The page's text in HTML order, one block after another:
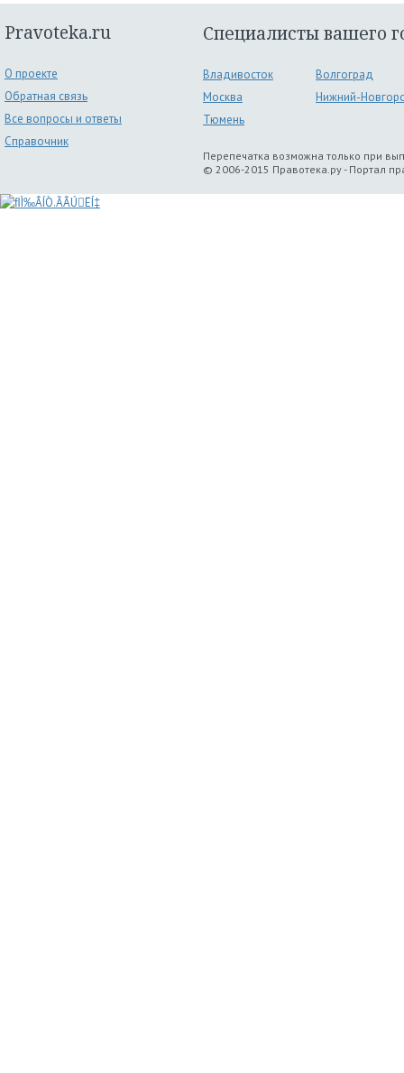
Pravoteka.ru
О проекте
Обратная связь
Все вопросы и ответы
Справочник
Специалисты вашего
Владивосток
Волгоград
Москва
Нижний-
Тюмень
Перепечатка возможна только при
© 2006-2015 Правотека.ру - Портал